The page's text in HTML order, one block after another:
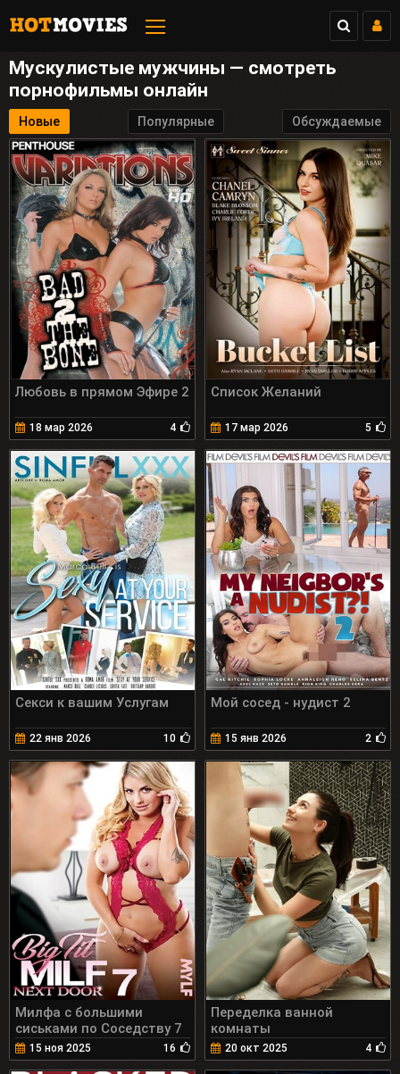
Мускулистые мужчины — смотреть
порнофильмы онлайн
Новые Популярные Обсуждаемые
Любовь в прямом Эфире 2
18 мар 2026 4
Список Желаний
17 мар 2026 5
Секси к вашим Услугам
22 янв 2026 10
Мой сосед - нудист 2
15 янв 2026 2
Милфа с большими
сиськами по Соседству 7
15 ноя 2025 16
Переделка ванной
комнаты
20 окт 2025 4
Анна, 27